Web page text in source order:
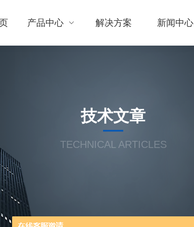
产品中心 解决方案 新闻中心
技术文章
TECHNICAL ARTICLES